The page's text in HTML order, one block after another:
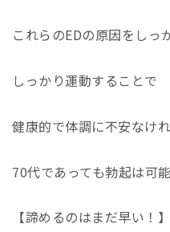
これらのEDの原因をしっ
しっかり運動することで
健康的で体調に不安なけ
70代であっても勃起は可
【諦めるのはまだ早い！】